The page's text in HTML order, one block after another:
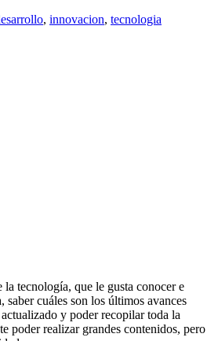
, innovacion, tecnologia
la tecnología, que le gusta conocer e
saber cuáles son los últimos avances
y poder recopilar toda la
poder realizar grandes contenidos, pero